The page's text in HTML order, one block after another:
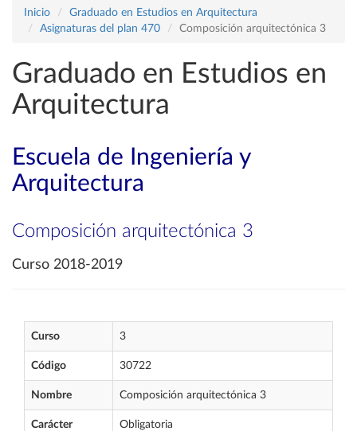
Inicio
Graduado en Estudios en Arquitectura
Asignaturas del plan 470
Composición arquitectónica 3
Graduado en Estudios en
Arquitectura
Escuela de Ingeniería y
Arquitectura
Composición arquitectónica 3
Curso 2018-2019
Curso 3
Código 30722
Nombre Composición arquitectónica 3
Carácter Obligatoria